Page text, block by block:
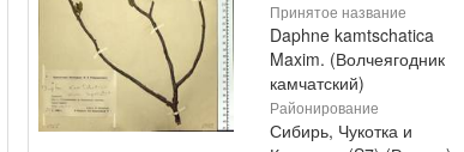
Принятое название
Daphne kamtschatica
Maxim. (Волчеягодник
камчатский)
Районирование
Сибирь, Чукотка и